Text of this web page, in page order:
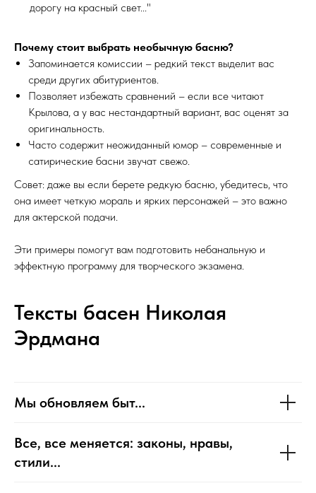
дорогу на красный свет..."
Почему стоит выбрать необычную басню?
Запоминается комиссии – редкий текст выделит вас
среди других абитуриентов.
Позволяет избежать сравнений – если все читают
Крылова, а у вас нестандартный вариант, вас оценят за
оригинальность.
Часто содержит неожиданный юмор – современные и
сатирические басни звучат свежо.
Совет: даже вы если берете редкую басню, убедитесь, что
она имеет четкую мораль и ярких персонажей – это важно
для актерской подачи.
Эти примеры помогут вам подготовить небанальную и
эффектную программу для творческого экзамена.
Тексты басен Николая
Эрдмана
Мы обновляем быт...
Все, все меняется: законы, нравы,
стили...